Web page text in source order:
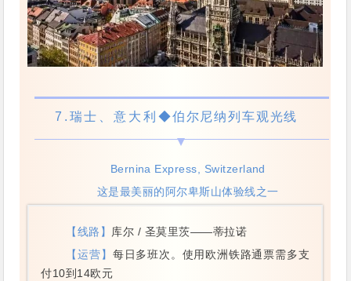
7. 瑞士、意大利 ◆伯尔尼纳列车观光线
Bernina Express, Switzerland
这是最美丽的阿尔卑斯山体验线之一
【线路】 库尔 / 圣莫里茨——蒂拉诺
【运营】 每日多班次。使用欧洲铁路通票需多支
付10到14欧元